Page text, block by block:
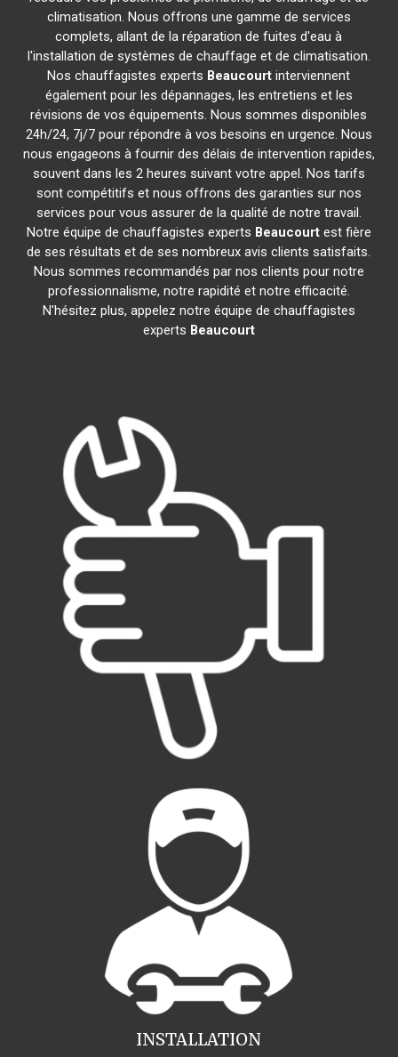
climatisation. Nous offrons une gamme de services
complets, allant de la réparation de fuites d'eau à
l'installation de systèmes de chauffage et de climatisation.
Nos chauffagistes experts Beaucourt interviennent
également pour les dépannages, les entretiens et les
révisions de vos équipements. Nous sommes disponibles
24h/24, 7j/7 pour répondre à vos besoins en urgence. Nous
nous engageons à fournir des délais de intervention rapides,
souvent dans les 2 heures suivant votre appel. Nos tarifs
sont compétitifs et nous offrons des garanties sur nos
services pour vous assurer de la qualité de notre travail.
Notre équipe de chauffagistes experts Beaucourtest fière
de ses résultats et de ses nombreux avis clients satisfaits.
Nous sommes recommandés par nos clients pour notre
professionnalisme, notre rapidité et notre efficacité.
N'hésitez plus, appelez notre équipe de chauffagistes
experts Beaucourt
INSTALLATION